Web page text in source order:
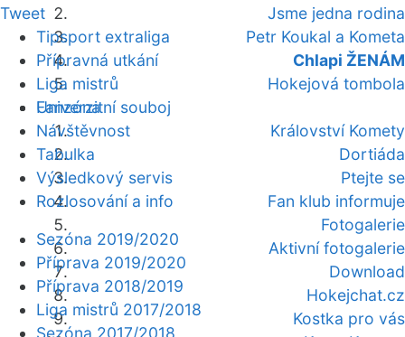
Jsme jedna rodina
Petr Koukal a Kometa
Chlapi ŽENÁM
Hokejová tombola
Fanzóna
Království Komety
Dortiáda
Ptejte se
Fan klub informuje
Fotogalerie
Aktivní fotogalerie
Download
Hokejchat.cz
Kostka pro vás
Tweet
Tipsport extraliga
Přípravná utkání
Liga mistrů
Univerzitní souboj
Návštěvnost
Tabulka
Výsledkový servis
Rozlosování a info
Sezóna 2019/2020
Příprava 2019/2020
Příprava 2018/2019
Liga mistrů 2017/2018
Sezóna 2017/2018